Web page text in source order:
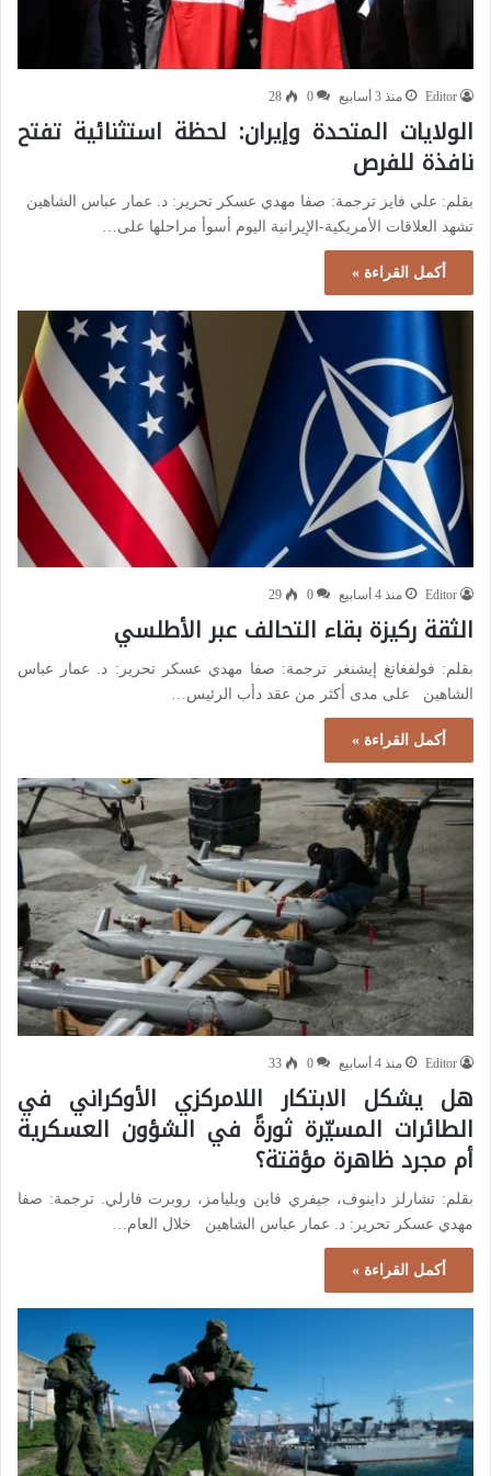
Editor منذ 3 أسابيع 0
28
الولايات المتحدة وإيران: لحظة استثنائية تفتح
نافذة للفرص
بقلم: علي فايز ترجمة: صفا مهدي عسكر تحرير: د. عمار عباس الشاهين
تشهد العلاقات الأمريكية-الإيرانية اليوم أسوأ مراحلها على…
أكمل القراءة »
Editor منذ 4 أسابيع 0
29
الثقة ركيزة بقاء التحالف عبر الأطلسي
بقلم: فولفغانغ إيشنغر ترجمة: صفا مهدي عسكر تحرير: د. عمار عباس
الشاهين على مدى أكثر من عقد دأب الرئيس…
أكمل القراءة »
Editor منذ 4 أسابيع 0
33
هل يشكل الابتكار اللامركزي الأوكراني في
الطائرات المسيّرة ثورةً في الشؤون العسكرية
أم مجرد ظاهرة مؤقتة؟
بقلم: تشارلز داينوف، جيفري فاين ويليامز، روبرت فارلي. ترجمة: صفا
مهدي عسكر تحرير: د. عمار عباس الشاهين خلال العام…
أكمل القراءة »